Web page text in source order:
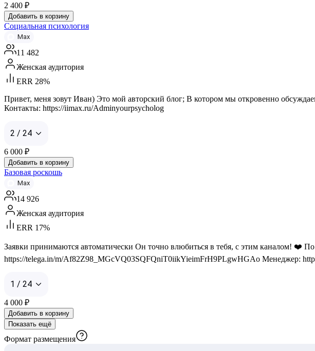
2 400 ₽
Добавить в корзину
Социальная психология
Max
11 482
Женская аудитория
ERR 28%
Привет, меня зовут Иван) Это мой авторский блог; В котором мы откровенно
Контакты: https://iimax.ru/Adminyourpsycholog
2 / 24
6 000 ₽
Добавить в корзину
Базовая роскошь
Max
14 926
Женская аудитория
ERR 17%
Заявки принимаются автоматически Он точно влюбиться в тебя, с этим каналом! ❤️
https://telega.in/m/Af82Z98_MGcVQ03SQFQniT0iikYieimFrH9PLgwHGAo Менеджер:
1 / 24
4 000 ₽
Добавить в корзину
Показать ещё
Формат размещения